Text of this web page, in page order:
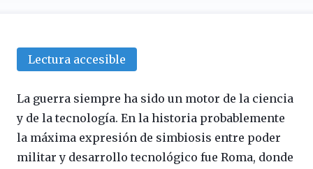
Lectura accesible
La guerra siempre ha sido un motor de la ciencia
y de la tecnología. En la historia probablemente
la máxima expresión de simbiosis entre poder
militar y desarrollo tecnológico fue Roma, donde